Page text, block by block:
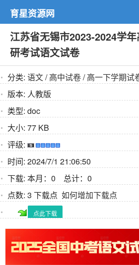
育星资源网
江苏省无锡市2023-2024学
研考试语文试卷
分类: 语文/高中试卷/高一下学期试
版本: 人教版
类型: doc
大小: 77 KB
评级:
时间: 2024/7/1 21:06:50
下载: 本月：0 总计：0
点数: 3 下载点 如何增加下载点
点此下载